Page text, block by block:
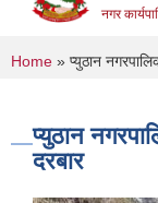
नगर
You are
Home » प्युठान
प्युठान
दरबार